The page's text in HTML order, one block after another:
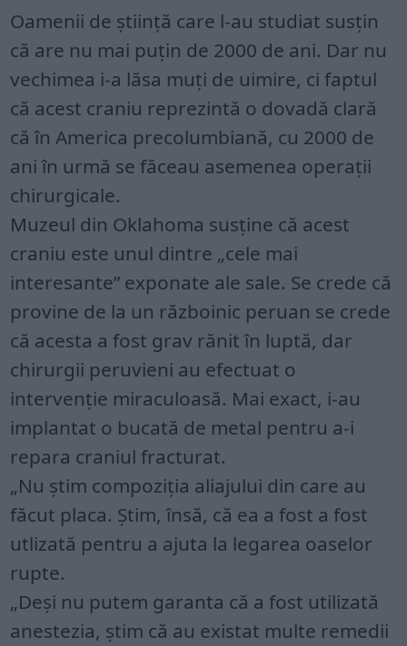
Oamenii de știință care l-au studiat susțin
că are nu mai puțin de 2000 de ani. Dar nu
vechimea i-a lăsa muți de uimire, ci faptul
că acest craniu reprezintă o dovadă clară
că în America precolumbiană, cu 2000 de
ani în urmă se făceau asemenea operații
chirurgicale.
Muzeul din Oklahoma susține că acest
craniu este unul dintre „cele mai
interesante” exponate ale sale. Se crede că
provine de la un războinic peruan se crede
că acesta a fost grav rănit în luptă, dar
chirurgii peruvieni au efectuat o
intervenție miraculoasă. Mai exact, i-au
implantat o bucată de metal pentru a-i
repara craniul fracturat.
„Nu știm compoziția aliajului din care au
făcut placa. Știm, însă, că ea a fost a fost
utlizată pentru a ajuta la legarea oaselor
rupte.
„Deși nu putem garanta că a fost utilizată
anestezia, știm că au existat multe remedii